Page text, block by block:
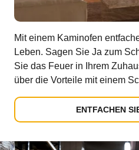
Mit einem Kaminofen
Leben. Sagen Sie Ja zum
Sie das Feuer in Ihrem
über die Vorteile mit einem
ENTFACHEN